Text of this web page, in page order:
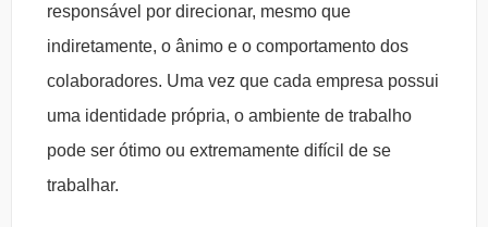
responsável por direcionar, mesmo que
indiretamente, o ânimo e o comportamento dos
colaboradores. Uma vez que cada empresa possui
uma identidade própria, o ambiente de trabalho
pode ser ótimo ou extremamente difícil de se
trabalhar.